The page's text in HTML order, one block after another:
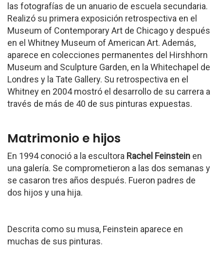
las fotografías de un anuario de escuela secundaria.
Realizó su primera exposición retrospectiva en el
Museum of Contemporary Art de Chicago y después
en el Whitney Museum of American Art. Además,
aparece en colecciones permanentes del Hirshhorn
Museum and Sculpture Garden, en la Whitechapel de
Londres y la Tate Gallery. Su retrospectiva en el
Whitney en 2004 mostró el desarrollo de su carrera a
través de más de 40 de sus pinturas expuestas.
Matrimonio e hijos
En 1994 conoció a la escultora Rachel Feinstein en
una galería. Se comprometieron a las dos semanas y
se casaron tres años después. Fueron padres de
dos hijos y una hija.
Descrita como su musa, Feinstein aparece en
muchas de sus pinturas.